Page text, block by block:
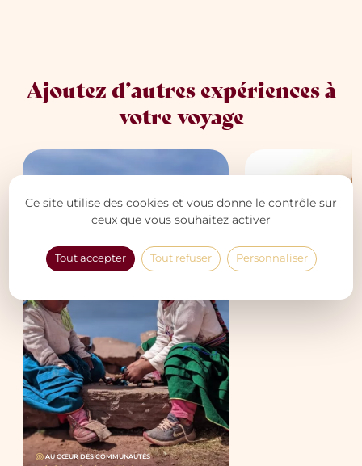
Ajoutez d’autres expériences à
votre voyage
AU CŒUR DES COMMUNAUTÉS
De la Vallée
Incas chez
Ce site utilise des cookies et vous donne le contrôle sur
ceux que vous souhaitez activer
Tout accepter Tout refuser Personnaliser